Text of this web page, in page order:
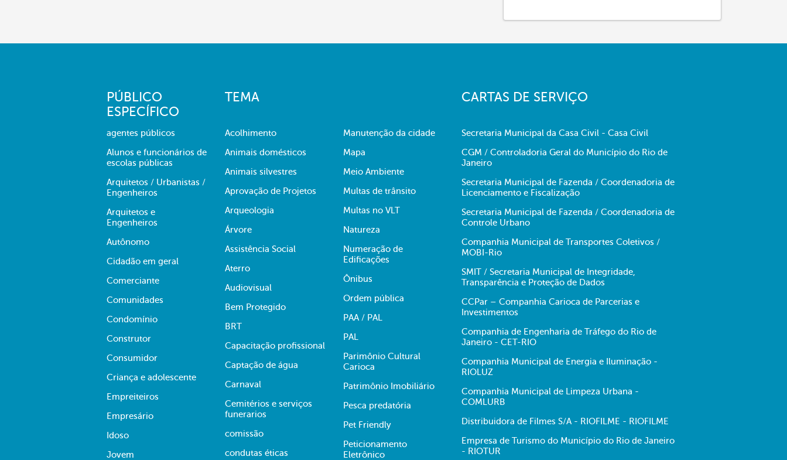
PÚBLICO
ESPECÍFICO
agentes públicos
Alunos e funcionários de
escolas públicas
Arquitetos / Urbanistas /
Engenheiros
Arquitetos e
Engenheiros
Autônomo
Cidadão em geral
Comerciante
Comunidades
Condomínio
Construtor
Consumidor
Criança e adolescente
Empreiteiros
Empresário
Idoso
Jovem
TEMA
Acolhimento
Animais domésticos
Animais silvestres
Aprovação de Projetos
Arqueologia
Árvore
Assistência Social
Aterro
Audiovisual
Bem Protegido
BRT
Capacitação profissional
Captação de água
Carnaval
Cemitérios e serviços
funerarios
comissão
condutas éticas
Manutenção da cidade
Mapa
Meio Ambiente
Multas de trânsito
Multas no VLT
Natureza
Numeração de
Edificações
Ônibus
Ordem pública
PAA / PAL
PAL
Parimônio Cultural
Carioca
Patrimônio Imobiliário
Pesca predatória
Pet Friendly
Peticionamento
Eletrônico
CARTAS DE SERVIÇO
Secretaria Municipal da Casa Civil - Casa Civil
CGM / Controladoria Geral do Município do Rio de
Janeiro
Secretaria Municipal de Fazenda / Coordenadoria de
Licenciamento e Fiscalização
Secretaria Municipal de Fazenda / Coordenadoria de
Controle Urbano
Companhia Municipal de Transportes Coletivos /
MOBI-Rio
SMIT / Secretaria Municipal de Integridade,
Transparência e Proteção de Dados
CCPar – Companhia Carioca de Parcerias e
Investimentos
Companhia de Engenharia de Tráfego do Rio de
Janeiro - CET-RIO
Companhia Municipal de Energia e Iluminação -
RIOLUZ
Companhia Municipal de Limpeza Urbana -
COMLURB
Distribuidora de Filmes S/A - RIOFILME - RIOFILME
Empresa de Turismo do Município do Rio de Janeiro
- RIOTUR